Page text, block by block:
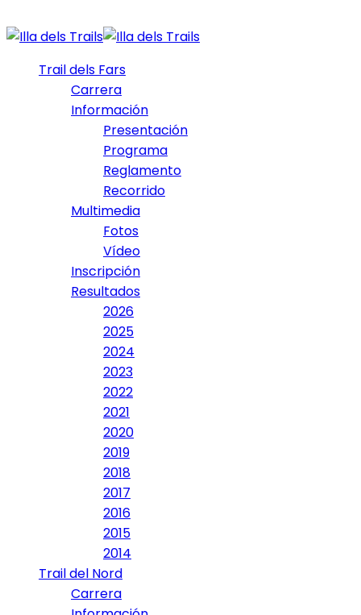
Trail dels Fars
Carrera
Información
Presentación
Programa
Reglamento
Recorrido
Multimedia
Fotos
Vídeo
Inscripción
Resultados
2026
2025
2024
2023
2022
2021
2020
2019
2018
2017
2016
2015
2014
Trail del Nord
Carrera